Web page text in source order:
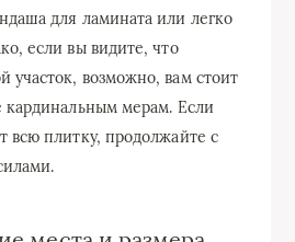
для ламината или легко
если вы видите, что
участок, возможно, вам стоит
кардинальным мерам. Если
всю плитку, продолжайте с